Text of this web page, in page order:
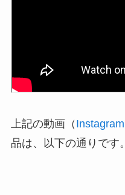
上記の動画（ Instagram
品は、以下の通りです。